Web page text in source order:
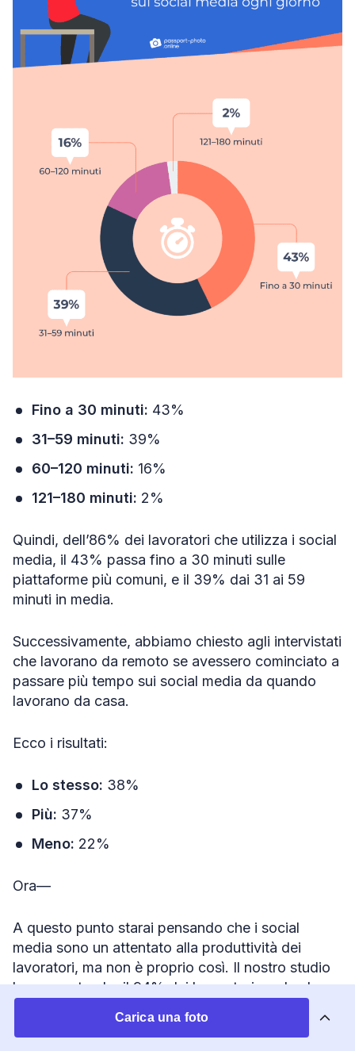
Fino a 30 minuti: 43%
31–59 minuti: 39%
60–120 minuti: 16%
121–180 minuti: 2%
Quindi, dell’86% dei lavoratori che utilizza i social
media, il 43% passa fino a 30 minuti sulle
piattaforme più comuni, e il 39% dai 31 ai 59
minuti in media.
Successivamente, abbiamo chiesto agli intervistati
che lavorano da remoto se avessero cominciato a
passare più tempo sui social media da quando
lavorano da casa.
Ecco i risultati:
Lo stesso: 38%
Più: 37%
Meno: 22%
Ora—
A questo punto starai pensando che i social
media sono un attentato alla produttività dei
lavoratori, ma non è proprio così. Il nostro studio
ha scoperto che il 94% dei lavoratori crede che
a sentirsi più produttivi.
Carica una foto